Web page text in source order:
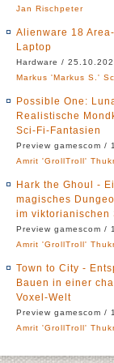
Jan Rischpeter
Alienware 18
Laptop
Hardware /
Markus 'Markus S.'
Possible One:
Realistische
Sci-Fi-Fantasien
Preview gamescom /
Amrit 'GrollTroll'
Hark the Ghoul -
magisches
im viktorianischen
Preview gamescom /
Amrit 'GrollTroll'
Town to City -
Bauen in einer
Voxel-Welt
Preview gamescom /
Amrit 'GrollTroll'